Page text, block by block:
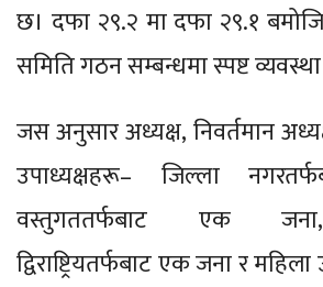
छ। दफा २९.२ मा दफा २९.१
समिति गठन सम्बन्धमा स्पष्ट
जस अनुसार अध्यक्ष, निवर्तमान
उपाध्यक्षहरू– जिल्ला
वस्तुगततर्फबाट एक
द्विराष्ट्रियतर्फबाट एक जना र